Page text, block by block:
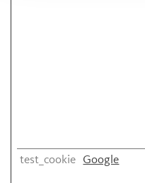
test_cookie Google